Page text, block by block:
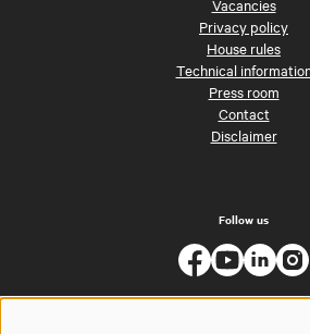
Vacancies
Privacy policy
House rules
Technical
Press room
Contact
Disclaimer
Follow us